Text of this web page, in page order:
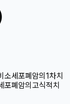
소세포폐암의1차치
포폐암의고식적치